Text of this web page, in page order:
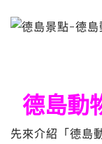
德島動
先來介紹「德島